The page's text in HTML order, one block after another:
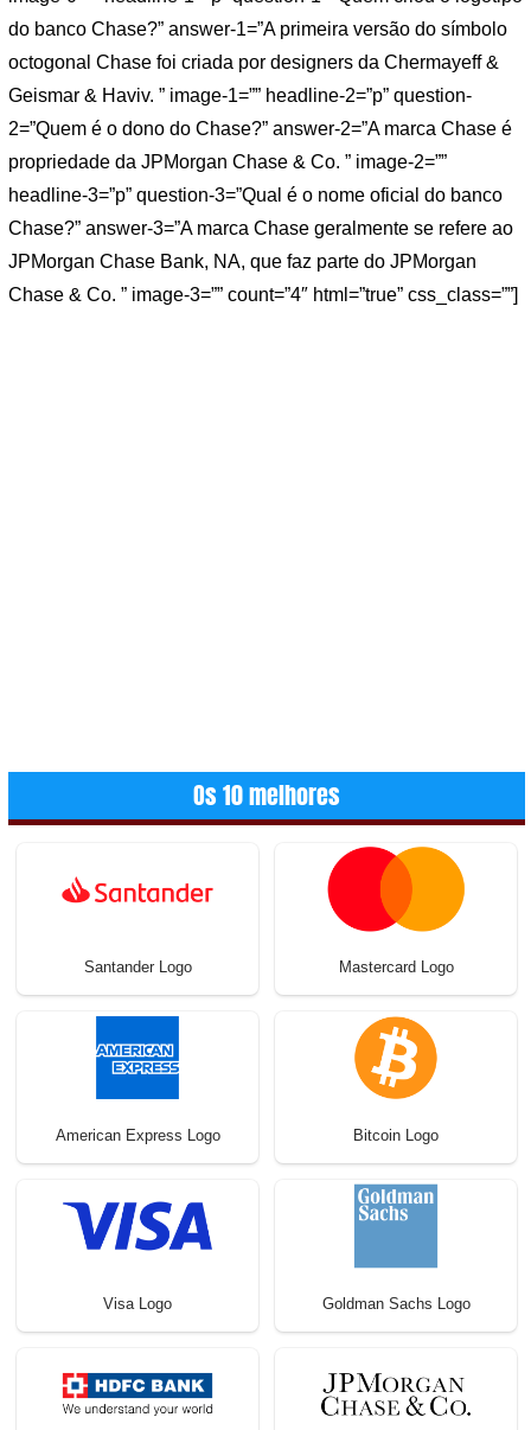
do banco Chase?” answer-1=”A primeira versão do símbolo
octogonal Chase foi criada por designers da Chermayeff &
Geismar & Haviv. ” image-1=”” headline-2=”p” question-
2=”Quem é o dono do Chase?” answer-2=”A marca Chase é
propriedade da JPMorgan Chase & Co. ” image-2=””
headline-3=”p” question-3=”Qual é o nome oficial do banco
Chase?” answer-3=”A marca Chase geralmente se refere ao
JPMorgan Chase Bank, NA, que faz parte do JPMorgan
Chase & Co. ” image-3=”” count=”4″ html=”true” css_class=””]
Os 10 melhores
Santander Logo Mastercard Logo
American Express Logo Bitcoin Logo
Visa Logo Goldman Sachs Logo